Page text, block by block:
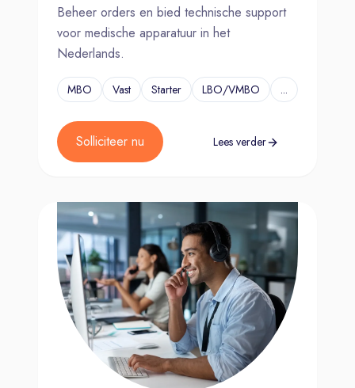
Beheer orders en bied technische support
voor medische apparatuur in het
Nederlands.
MBO Vast Starter LBO/VMBO ...
Solliciteer nu Lees verder